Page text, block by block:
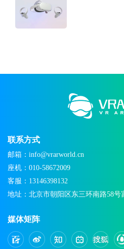
联系方式
邮箱：info@vrarworld.cn
座机：010-58672009
客服：13146398132
地址：北京市朝阳区东三环南路58号
媒体矩阵